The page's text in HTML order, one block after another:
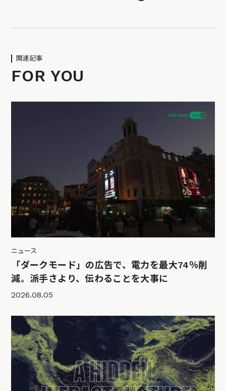
関連記事
FOR YOU
ニュース
「ダークモード」の広告で、電力を最大74％削
減。派手さより、伝わることを大事に
2026.08.05